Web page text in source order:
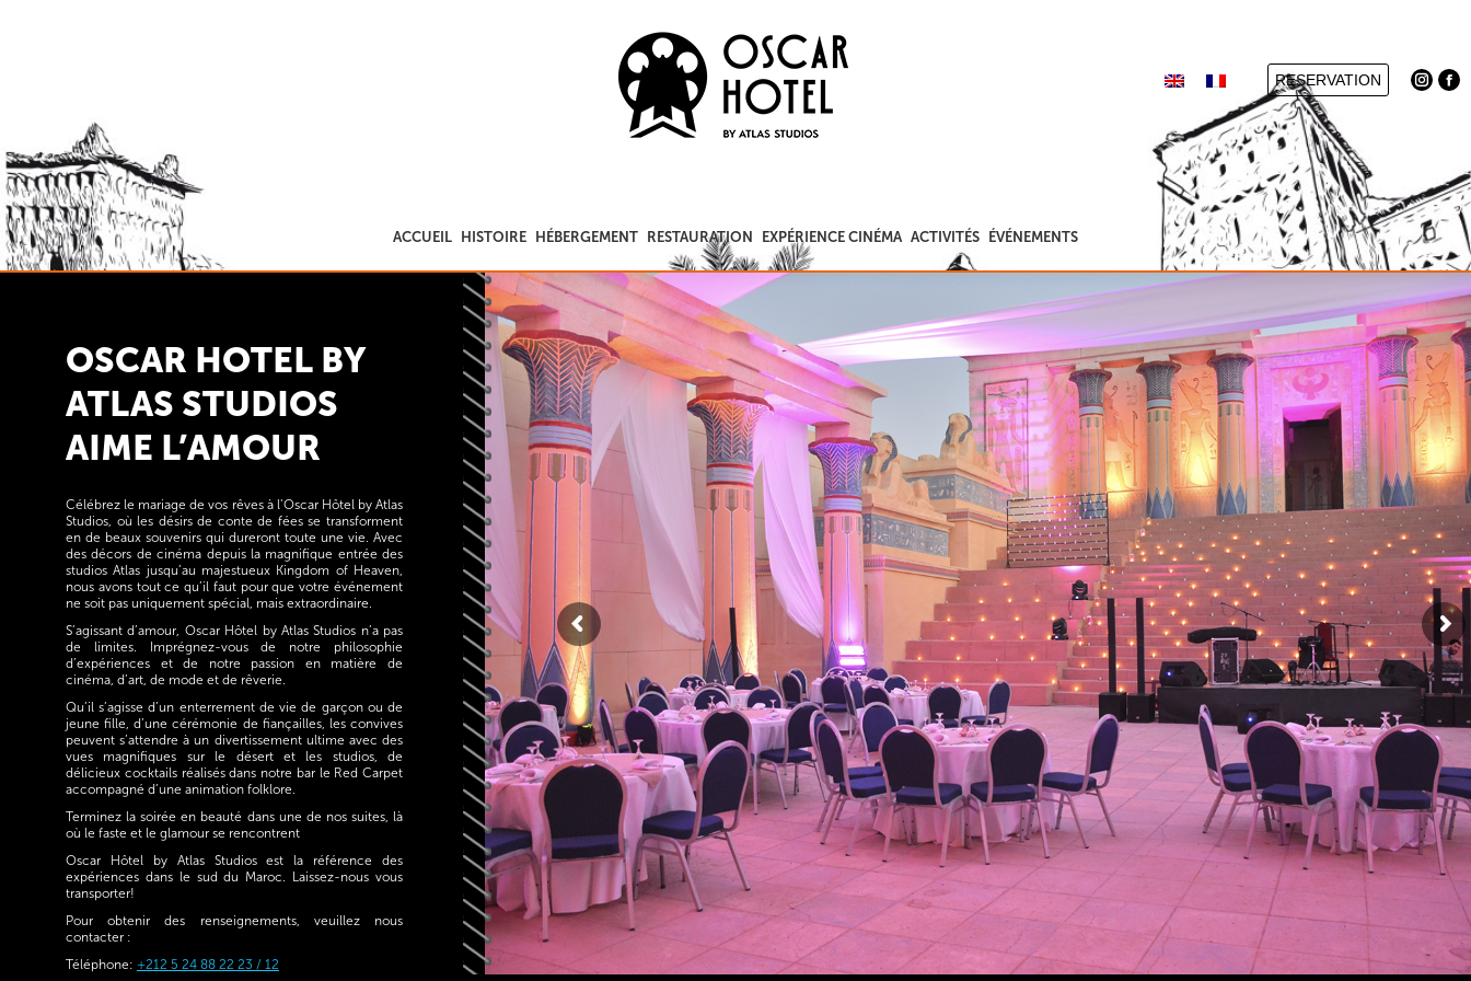
RESERVATION
ACCUEIL HISTOIRE HÉBERGEMENT RESTAURATION EXPÉRIENCE CINÉMA ACTIVITÉS ÉVÉNEMENTS
OSCAR HOTEL BY
ATLAS STUDIOS
AIME L’AMOUR
Célébrez le mariage de vos rêves à l’Oscar Hôtel by Atlas
Studios, où les désirs de conte de fées se transforment
en de beaux souvenirs qui dureront toute une vie. Avec
des décors de cinéma depuis la magnifique entrée des
studios Atlas jusqu’au majestueux Kingdom of Heaven,
nous avons tout ce qu’il faut pour que votre événement
ne soit pas uniquement spécial, mais extraordinaire.
S’agissant d’amour, Oscar Hôtel by Atlas Studios n’a pas
de limites. Imprégnez-vous de notre philosophie
d’expériences et de notre passion en matière de
cinéma, d’art, de mode et de rêverie.
Qu’il s’agisse d’un enterrement de vie de garçon ou de
jeune fille, d’une cérémonie de fiançailles, les convives
peuvent s’attendre à un divertissement ultime avec des
vues magnifiques sur le désert et les studios, de
délicieux cocktails réalisés dans notre bar le Red Carpet
accompagné d’une animation folklore.
Terminez la soirée en beauté dans une de nos suites, là
où le faste et le glamour se rencontrent
Oscar Hôtel by Atlas Studios est la référence des
expériences dans le sud du Maroc. Laissez-nous vous
transporter!
Pour obtenir des renseignements, veuillez nous
contacter :
Téléphone: +212 5 24 88 22 23 / 12